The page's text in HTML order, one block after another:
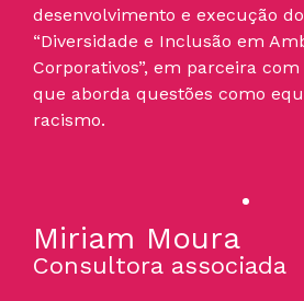
desenvolvimento e execução
“Diversidade e Inclusão em
Corporativos”, em parceira com
que aborda questões como
racismo.
Miriam Moura
Consultora associada